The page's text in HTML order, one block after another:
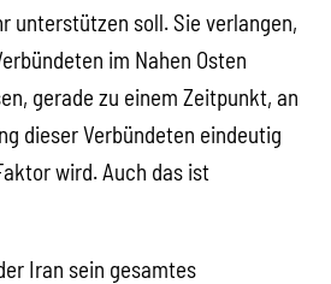
unterstützen soll. Sie verlangen,
im Nahen Osten
gerade zu einem Zeitpunkt, an
dieser Verbündeten eindeutig
wird. Auch das ist
Iran sein gesamtes